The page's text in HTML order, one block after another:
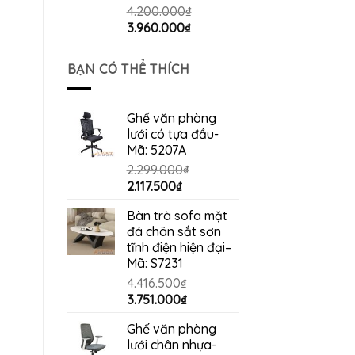
4.200.000₫
Giá
là:
4.200.000₫.
3.960.000₫Giá
BẠN CÓ THỂ THÍCH
Ghế văn phòng
lưới có tựa đầu-
Mã: 5207A
2.299.000₫
Giá
là:
2.299.000₫.
2.117.500₫Giá
tại
là:
2.117.500₫.
Bàn trà sofa mặt
đá chân sắt sơn
tĩnh điện hiện đại–
Mã: S7231
4.416.500₫
Giá
là:
4.416.500₫.
3.751.000₫Giá
tại
là:
Ghế văn phòng
lưới chân nhựa-